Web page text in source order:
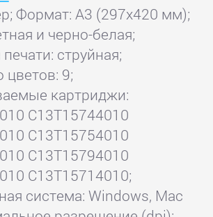
Формат: A3 (297x420 мм);
и черно-белая;
струйная;
цветов: 9;
картриджи:
C13T15744010
C13T15754010
C13T15794010
C13T15714010;
система: Windows, Mac